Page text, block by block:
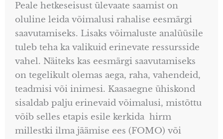
Peale hetkeseisust ülevaate saamist on
oluline leida võimalusi rahalise eesmärgi
saavutamiseks. Lisaks võimaluste analüüsile
tuleb teha ka valikuid erinevate ressursside
vahel. Näiteks kas eesmärgi saavutamiseks
on tegelikult olemas aega, raha, vahendeid,
teadmisi või inimesi. Kaasaegne ühiskond
sisaldab palju erinevaid võimalusi, mistõttu
võib selles etapis esile kerkida hirm
millestki ilma jäämise ees (FOMO) või